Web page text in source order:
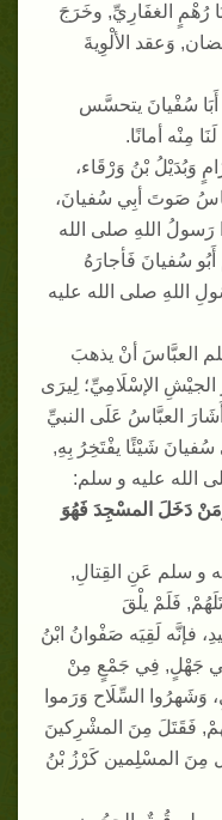
رُهْمٍ الغفَارِيِّ, وخَرَجَ
, وَعقد الألْوِيةَ
أَبَا سُفْيانَ يتحسَّس
مِنْه أمانًا.
وَبُدَيْلُ بْنُ وَرْقَاء،
صَوتَ أبِي سُفيانَ،
رَسولُ اللهِ صلى الله
سُفيانَ فَأجارَهُ
اللهِ صلى الله عليه
العبَّاسَ أنْ يذهبَ
الإسْلَامِيِّ؛ لِيرَى
العبَّاسُ عَلَى النبيِّ
شَيْئًا يفْتَخِرُ بِهِ,
الله عليه و سلم:
دَخَلَ المسْجِدَ فَهُوَ
و سلم عَنِ القِتالِ,
, فَلَمْ يلْقَ
فإنَّه لَقِيَه صَفْوانُ ابْنُ
جَهْلٍ, فِي جَمْعٍ مِنْ
وَشَهرُوا السِّلَاح وَرَموا
, فَقَتَلَ مِنَ المشْرِكينَ
مِنَ المسْلِمين كَرْزُ بْنُ